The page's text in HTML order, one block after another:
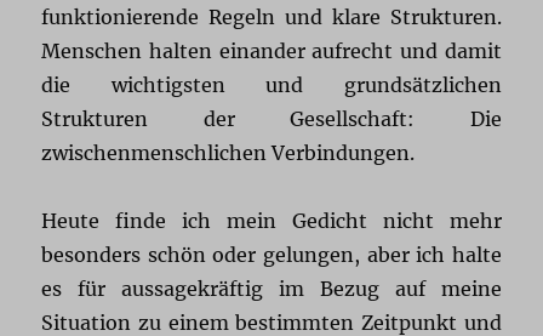
funktionierende Regeln und klare Strukturen.
Menschen halten einander aufrecht und damit
die wichtigsten und grundsätzlichen
Strukturen der Gesellschaft: Die
zwischenmenschlichen Verbindungen.
Heute finde ich mein Gedicht nicht mehr
besonders schön oder gelungen, aber ich halte
es für aussagekräftig im Bezug auf meine
Situation zu einem bestimmten Zeitpunkt und